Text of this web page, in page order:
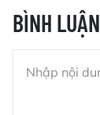
BÌNH LUẬN